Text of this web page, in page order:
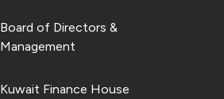
Board of Directors &
Management
Kuwait Finance House